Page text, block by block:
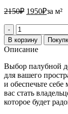
2150₽ 1950₽за м²
В корзину
Описание
Выбор палубной
для вашего
и обеспечьте
вас стать
которое будет